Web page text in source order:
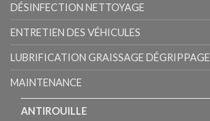
DÉSINFECTION NETTOYAGE
ENTRETIEN DES VÉHICULES
LUBRIFICATION GRAISSAGE DÉGRIPPAGE
MAINTENANCE
ANTIROUILLE